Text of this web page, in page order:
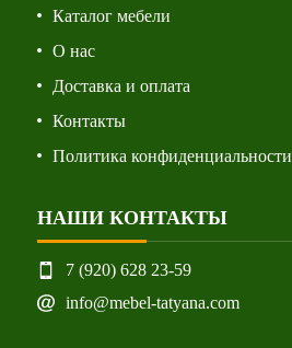
Каталог мебели
О нас
Доставка и оплата
Контакты
Политика конфиденциальности
НАШИ КОНТАКТЫ
7 (920) 628 23-59
info@mebel-tatyana.com